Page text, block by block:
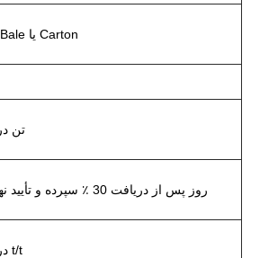
در Roll ， Bale یا Carton
1500
10-15 روز پس از دریافت 30 ٪ سپرده و تأیید نهایی
L/C در دید یا t/t